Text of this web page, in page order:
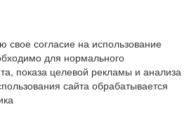
свое согласие на использование
для нормального
показа целевой рекламы и анализа
сайта обрабатывается